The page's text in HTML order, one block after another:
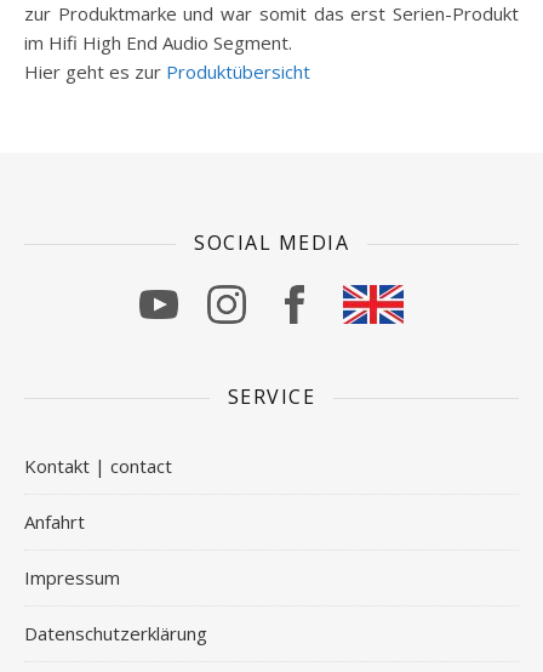
zur Produktmarke und war somit das erst Serien-Produkt
im Hifi High End Audio Segment.
Hier geht es zur Produktübersicht
SOCIAL MEDIA
SERVICE
Kontakt | contact
Anfahrt
Impressum
Datenschutzerklärung